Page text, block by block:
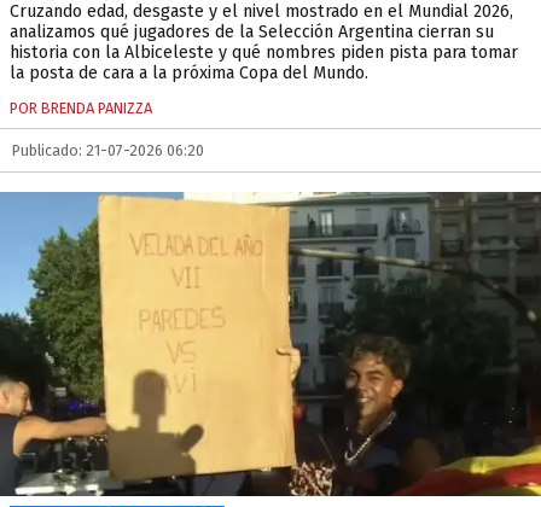
Cruzando edad, desgaste y el nivel mostrado en el Mundial 2026,
analizamos qué jugadores de la Selección Argentina cierran su
historia con la Albiceleste y qué nombres piden pista para tomar
la posta de cara a la próxima Copa del Mundo.
POR BRENDA PANIZZA
Publicado: 21-07-2026 06:20